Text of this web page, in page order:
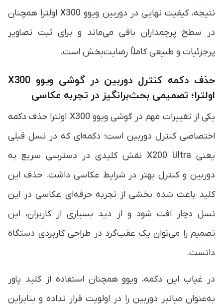
نتیجه، کیفیت نهایی در دوربین ویوو X300 اولترا همچنان
در سطح پرچمداران باقی می‌ماند و برای ثبت تصاویر
پرجزئیات و طبیعی کاملاً رضایت‌بخش است.
حذف دکمه کنترل دوربین در گوشی ویوو X300
اولترا؛ تصمیمی بحث‌برانگیز در تجربه عکاسی
یکی از تغییرات مهم در گوشی ویوو X300 اولترا حذف دکمه
اختصاصی کنترل دوربین است؛ دکمه‌ای که در نسل قبلی
یعنی X200 Ultra نقش کلیدی در دسترسی سریع به
دوربین و کنترل بهتر در شرایط عکاسی داشت. حذف این
کلید باعث شده بخشی از تجربه حرفه‌ای عکاسی در این
نسل دچار افت شود و از دید بسیاری از کاربران، این
تصمیم را می‌توان یک عقب‌گرد در طراحی کاربردی دستگاه
دانست.
در غیاب این دکمه، ویوو همچنان استفاده از کلید پاور
به‌عنوان میانبر دوربین را در اولویت قرار نداده و بنابراین